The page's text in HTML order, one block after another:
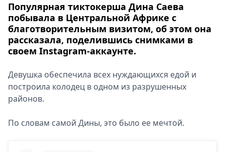
Популярная тиктокерша Дина Саева
побывала в Центральной Африке с
благотворительным визитом, об этом она
рассказала, поделившись снимками в
своем Instagram-аккаунте.
Девушка обеспечила всех нуждающихся едой и
построила колодец в одном из разрушенных
районов.
По словам самой Дины, это было ее мечтой.